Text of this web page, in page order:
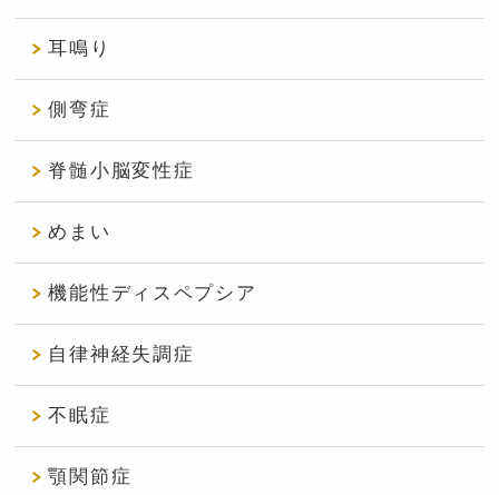
耳鳴り
側弯症
脊髄小脳変性症
めまい
機能性ディスペプシア
自律神経失調症
不眠症
顎関節症